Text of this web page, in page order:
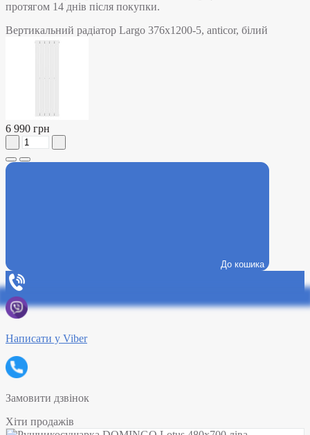
протягом 14 днів після покупки.
Вертикальний радіатор Largo 376х1200-5, anticor, білий
6 990 грн
До кошика
Написати у Viber
Замовити дзвінок
Хіти продажів